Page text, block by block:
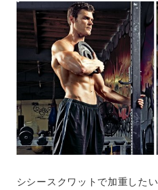
シシースクワットで加重した